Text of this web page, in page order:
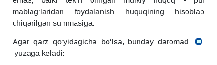
mablagʻlaridan foydalanish huquqining hisoblab
chiqarilgan summasiga.
Agar qarz qoʻyidagicha boʻlsa, bunday daromad
yuzaga keladi: